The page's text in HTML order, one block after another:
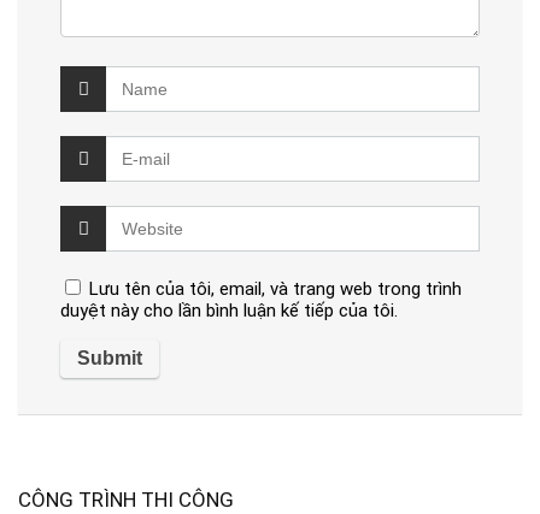
Lưu tên của tôi, email, và trang web trong trình
duyệt này cho lần bình luận kế tiếp của tôi.
CÔNG TRÌNH THI CÔNG